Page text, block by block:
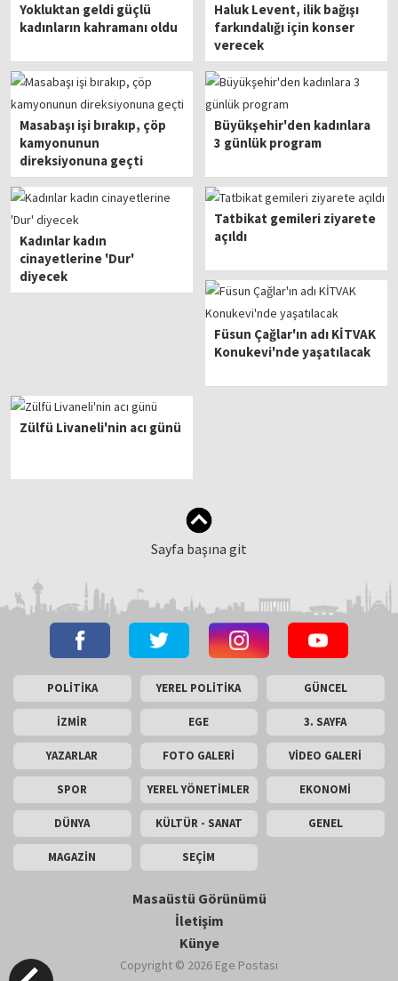
Yokluktan geldi güçlü
kadınların kahramanı oldu
Haluk Levent, ilik bağışı
farkındalığı için konser
verecek
Masabaşı işi bırakıp, çöp
kamyonunun
direksiyonuna geçti
Büyükşehir'den kadınlara
3 günlük program
Kadınlar kadın
cinayetlerine 'Dur'
diyecek
Tatbikat gemileri ziyarete
açıldı
Füsun Çağlar'ın adı KİTVAK
Konukevi'nde yaşatılacak
Zülfü Livaneli'nin acı günü
Sayfa başına git
POLİTİKA YEREL POLİTİKA GÜNCEL
İZMİR EGE 3. SAYFA
YAZARLAR FOTO GALERİ VİDEO GALERİ
SPOR YEREL YÖNETİMLER EKONOMİ
DÜNYA KÜLTÜR - SANAT GENEL
MAGAZİN SEÇİM
Masaüstü Görünümü
İletişim
Künye
Copyright © 2026 Ege Postası